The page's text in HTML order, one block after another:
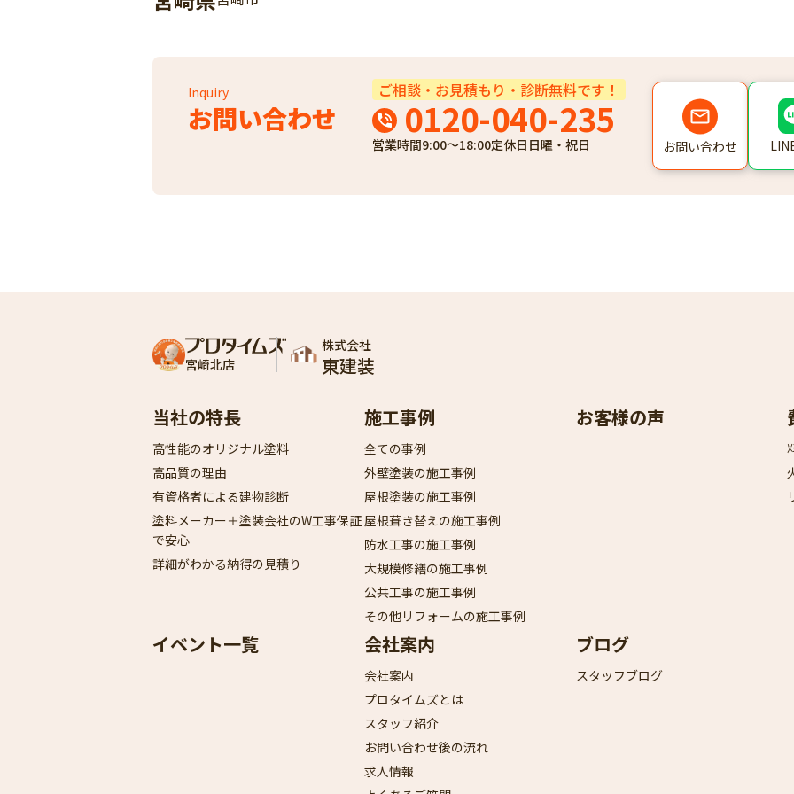
お問い合わせ
Inquiry ご相談・お見積もり・診断無料です！
0120-040-235
営業時間9:00～18:00定休日 日曜・祝日 お問い合わせ
宮崎北店
株式会社
東建装
当社の特長
高性能のオリジナル塗料
高品質の理由
有資格者による建物診断
塗料メーカー＋塗装会社のW工事保証
で安心
詳細がわかる納得の見積り
施工事例
全ての事例
外壁塗装の施工事例
屋根塗装の施工事例
屋根葺き替えの施工事例
防水工事の施工事例
大規模修繕の施工事例
公共工事の施工事例
その他リフォームの施工事例
お客様の声
イベント一覧 会社案内
会社案内
プロタイムズとは
スタッフ紹介
お問い合わせ後の流れ
求人情報
ブログ
スタッフブログ